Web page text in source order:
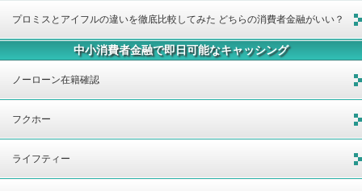
プロミスとアイフルの違いを徹底比較してみた どちらの消費者金融がいい？
中小消費者金融で即日可能なキャッシング
ノーローン在籍確認
フクホー
ライフティー